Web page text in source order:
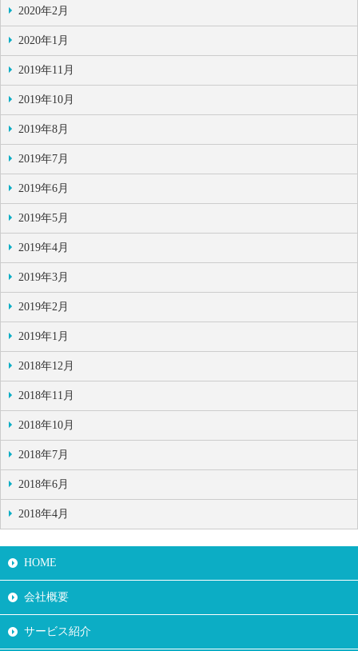
2020年2月
2020年1月
2019年11月
2019年10月
2019年8月
2019年7月
2019年6月
2019年5月
2019年4月
2019年3月
2019年2月
2019年1月
2018年12月
2018年11月
2018年10月
2018年7月
2018年6月
2018年4月
HOME
会社概要
サービス紹介